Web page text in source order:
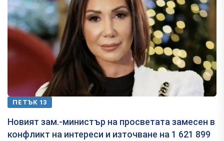
ПЕТЪК 13
Новият зам.-министър на просветата замесен в
конфликт на интереси и източване на 1 621 899